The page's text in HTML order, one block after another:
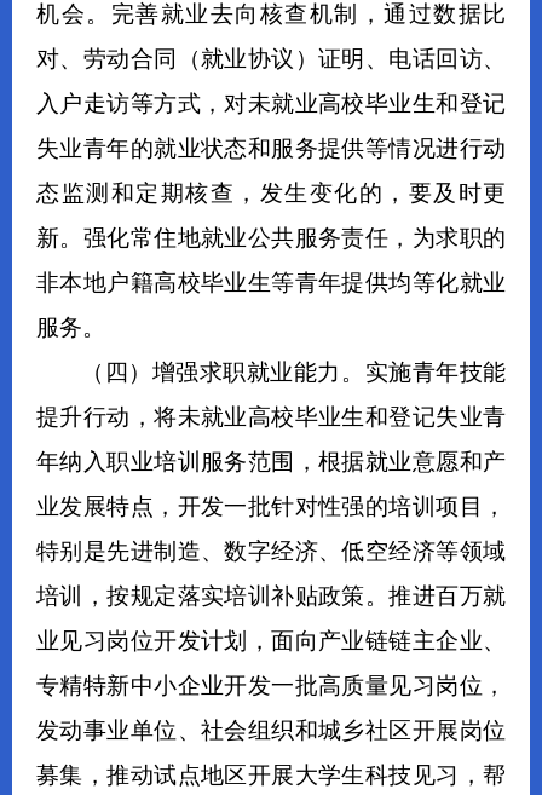
机会。完善就业去向核查机制，通过数据比
对、劳动合同（就业协议）证明、电话回访、
入户走访等方式，对未就业高校毕业生和登记
失业青年的就业状态和服务提供等情况进行动
态监测和定期核查，发生变化的，要及时更
新。 强化常住地就业公共服务责任，为求职的
非本地户籍高校毕业生等青年提供均等化就业
服务。
（ 四 ） 增强求职就业能力。 实施青年技能
提升行动，将未就业高校毕业生和登记失业青
年纳入职业培训服务范围，根据就业意愿和产
业发展特点，开发一批针对性强的培训项目，
特别是先进制造、数字经济、低空经济等领域
培训，按规定落实培训补贴政策。推进百万就
业 见习岗位开发计划，面向产业链链主企业、
专精特新中小企业开发一批高质量见习岗位，
发动事业单位、社会组织和城乡社区开展岗位
募集，推动试点地区开展大学生科技见习， 帮